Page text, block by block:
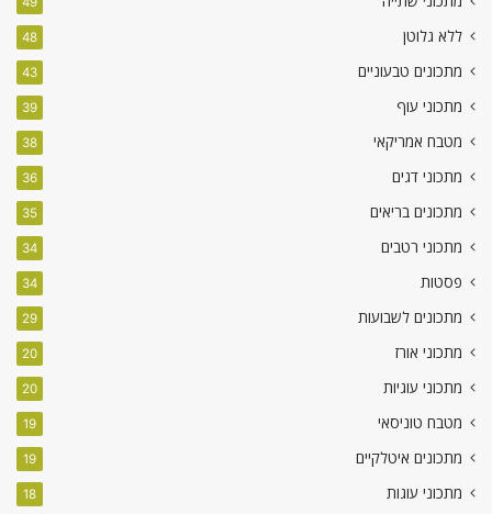
ללא גלוטן 48
מתכונים טבעוניים 43
מתכוני עוף 39
מטבח אמריקאי 38
מתכוני דגים 36
מתכונים בריאים 35
מתכוני רטבים 34
פסטות 34
מתכונים לשבועות 29
מתכוני אורז 20
מתכוני עוגיות 20
מטבח טוניסאי 19
מתכונים איטלקיים 19
מתכוני עוגות 18